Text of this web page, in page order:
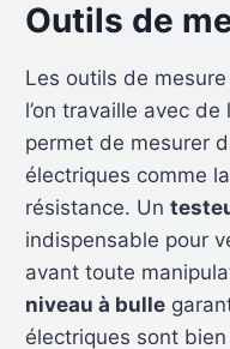
Outils de
Les outils de
l’on travaille avec de
permet de mesurer
électriques comme
résistance. Un
indispensable pour
avant toute
niveau à bulle
électriques sont